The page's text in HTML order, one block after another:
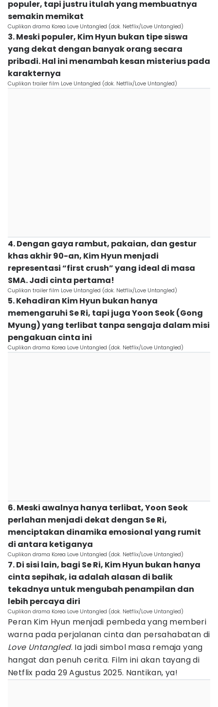
populer, tapi justru itulah yang membuatnya
semakin memikat
Cuplikan drama Korea Love Untangled (dok. Netflix/Love Untangled)
3. Meski populer, Kim Hyun bukan tipe siswa
yang dekat dengan banyak orang secara
pribadi. Hal ini menambah kesan misterius pada
karakternya
Cuplikan trailer film Love Untangled (dok. Netflix/Love Untangled)
4. Dengan gaya rambut, pakaian, dan gestur
khas akhir 90-an, Kim Hyun menjadi
representasi “first crush” yang ideal di masa
SMA. Jadi cinta pertama!
Cuplikan trailer film Love Untangled (dok. Netflix/Love Untangled)
5. Kehadiran Kim Hyun bukan hanya
memengaruhi Se Ri, tapi juga Yoon Seok (Gong
Myung) yang terlibat tanpa sengaja dalam misi
pengakuan cinta ini
Cuplikan drama Korea Love Untangled (dok. Netflix/Love Untangled)
6. Meski awalnya hanya terlibat, Yoon Seok
perlahan menjadi dekat dengan Se Ri,
menciptakan dinamika emosional yang rumit
di antara ketiganya
Cuplikan drama Korea Love Untangled (dok. Netflix/Love Untangled)
7. Di sisi lain, bagi Se Ri, Kim Hyun bukan hanya
cinta sepihak, ia adalah alasan di balik
tekadnya untuk mengubah penampilan dan
lebih percaya diri
Cuplikan drama Korea Love Untangled (dok. Netflix/Love Untangled)
Peran Kim Hyun menjadi pembeda yang memberi
warna pada perjalanan cinta dan persahabatan di
Love Untangled. Ia jadi simbol masa remaja yang
hangat dan penuh cerita. Film ini akan tayang di
Netflix pada 29 Agustus 2025. Nantikan, ya!